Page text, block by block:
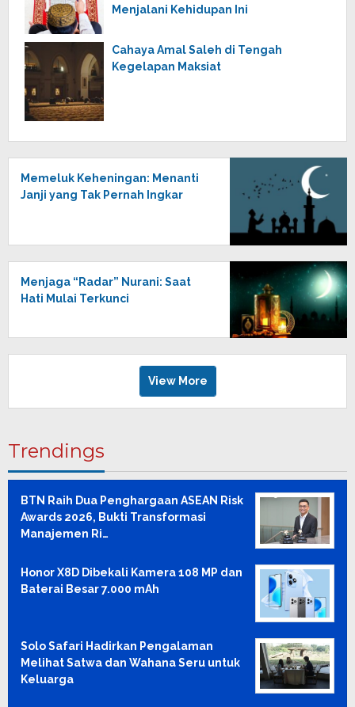
Menjalani Kehidupan Ini
Cahaya Amal Saleh di Tengah
Kegelapan Maksiat
Memeluk Keheningan: Menanti
Janji yang Tak Pernah Ingkar
Menjaga “Radar” Nurani: Saat
Hati Mulai Terkunci
View More
Trendings
BTN Raih Dua Penghargaan ASEAN Risk
Awards 2026, Bukti Transformasi
Manajemen Ri…
Honor X8D Dibekali Kamera 108 MP dan
Baterai Besar 7.000 mAh
Solo Safari Hadirkan Pengalaman
Melihat Satwa dan Wahana Seru untuk
Keluarga